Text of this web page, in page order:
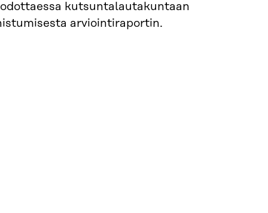
kutsuntalautakuntaan
arviointiraportin.